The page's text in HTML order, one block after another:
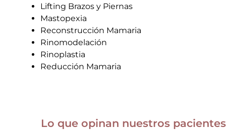
Lifting Brazos y Piernas
Mastopexia
Reconstrucción Mamaria
Rinomodelación
Rinoplastia
Reducción Mamaria
Lo que opinan nuestros pacientes